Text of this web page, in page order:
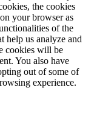
the cookies
your browser as
of the
help us analyze and
cookies will be
You also have
out of some of
experience.